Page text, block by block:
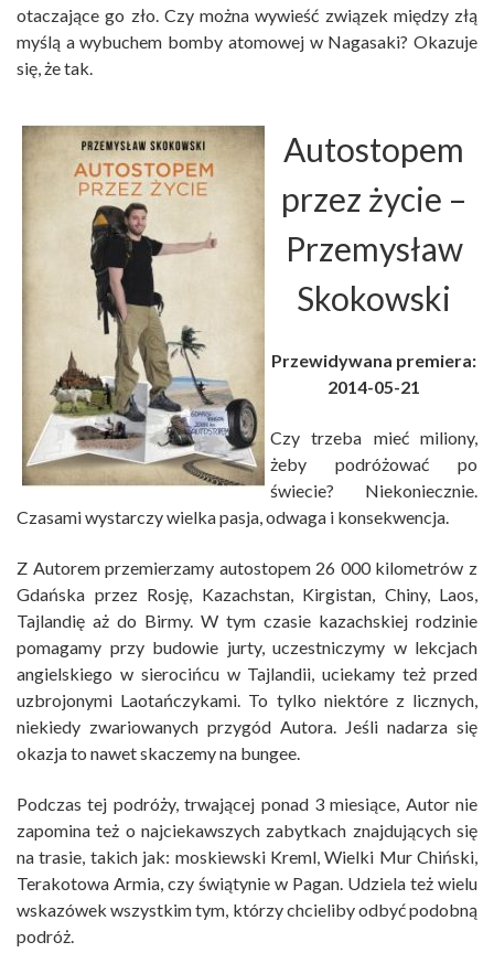
otaczające go zło. Czy można wywieść związek między złą
myślą a wybuchem bomby atomowej w Nagasaki? Okazuje
się, że tak.
Autostopem
przez życie –
Przemysław
Skokowski
Przewidywana premiera:
2014-05-21
Czy trzeba mieć miliony,
żeby podróżować po
świecie? Niekoniecznie.
Czasami wystarczy wielka pasja, odwaga i konsekwencja.
Z Autorem przemierzamy autostopem 26 000 kilometrów z
Gdańska przez Rosję, Kazachstan, Kirgistan, Chiny, Laos,
Tajlandię aż do Birmy. W tym czasie kazachskiej rodzinie
pomagamy przy budowie jurty, uczestniczymy w lekcjach
angielskiego w sierocińcu w Tajlandii, uciekamy też przed
uzbrojonymi Laotańczykami. To tylko niektóre z licznych,
niekiedy zwariowanych przygód Autora. Jeśli nadarza się
okazja to nawet skaczemy na bungee.
Podczas tej podróży, trwającej ponad 3 miesiące, Autor nie
zapomina też o najciekawszych zabytkach znajdujących się
na trasie, takich jak: moskiewski Kreml, Wielki Mur Chiński,
Terakotowa Armia, czy świątynie w Pagan. Udziela też wielu
wskazówek wszystkim tym, którzy chcieliby odbyć podobną
podróż.